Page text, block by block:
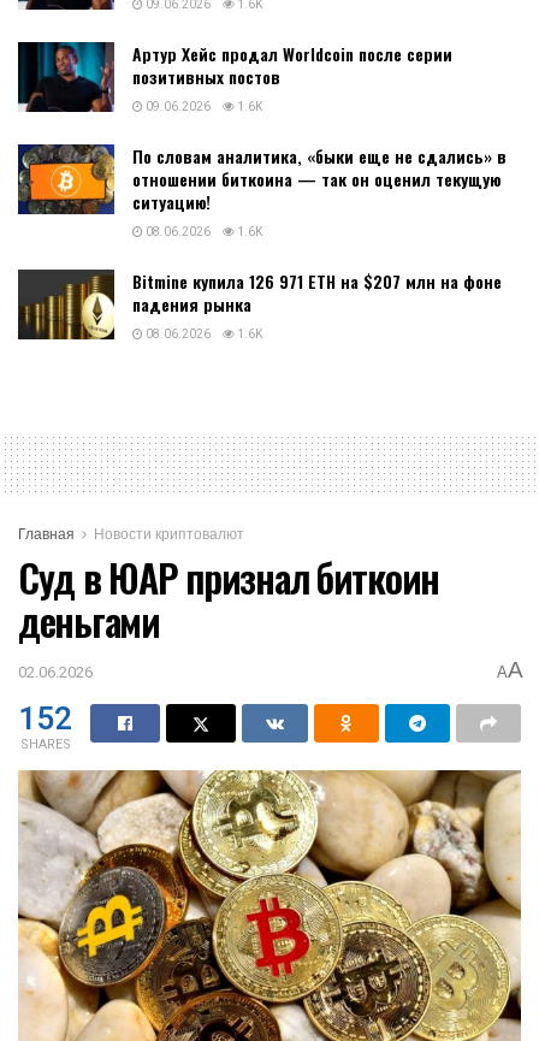
09.06.2026 1.6K
Артур Хейс продал Worldcoin после серии
позитивных постов
09.06.2026 1.6K
По словам аналитика, «быки еще не сдались» в
отношении биткоина — так он оценил текущую
ситуацию!
08.06.2026 1.6K
Bitmine купила 126 971 ETH на $207 млн на фоне
падения рынка
08.06.2026 1.6K
Главная Новости криптовалют
Суд в ЮАР признал биткоин
деньгами
02.06.2026 AA
152
SHARES